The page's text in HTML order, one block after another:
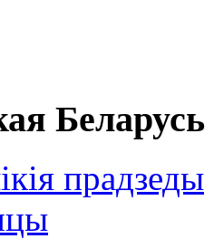
Беларусь
прадзеды